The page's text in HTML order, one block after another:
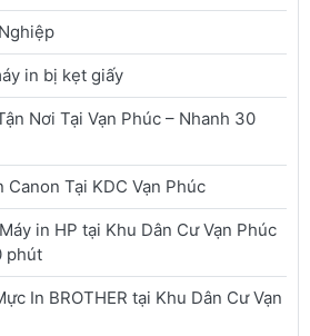
in bị kẹt giấy
Nơi Tại Vạn Phúc – Nhanh 30
Tại KDC Vạn Phúc
in HP tại Khu Dân Cư Vạn Phúc
phút
In BROTHER tại Khu Dân Cư Vạn